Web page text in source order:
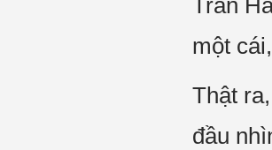
Trần
một
Thật
đầu